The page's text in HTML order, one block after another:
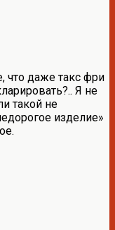
что даже такс фри
Я не
такой не
изделие»